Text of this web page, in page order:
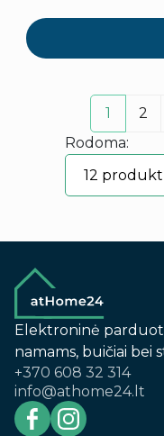
1 2
Rodoma:
Elektroninė
namams, buičiai bei
+370 608 32 314
info@athome24.lt